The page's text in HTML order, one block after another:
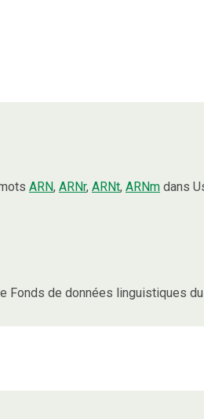
ARN, ARNr, ARNt, ARNm dans
Fonds de données linguistiques